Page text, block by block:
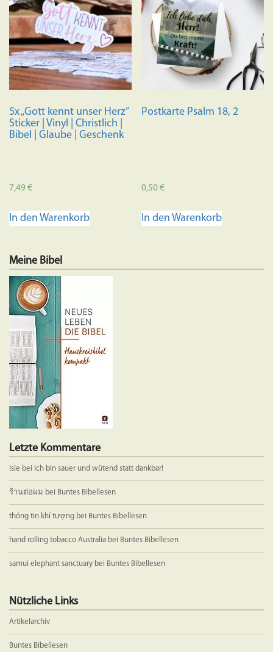
5x „Gott kennt unser Herz“
Sticker | Vinyl | Christlich |
Bibel | Glaube | Geschenk
7,49€
In den Warenkorb
Postkarte Psalm 18, 2
0,50€
In den Warenkorb
Meine Bibel
Letzte Kommentare
Isie bei Ich bin sauer und wütend statt dankbar!
ร้านต่อผม bei Buntes Bibellesen
thông tin khí tượng bei Buntes Bibellesen
hand rolling tobacco Australia bei Buntes Bibellesen
samui elephant sanctuary bei Buntes Bibellesen
Nützliche Links
Artikelarchiv
Buntes Bibellesen